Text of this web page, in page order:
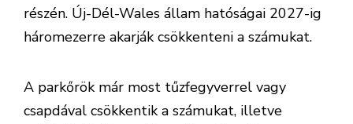
részén. Új-Dél-Wales állam hatóságai 2027-ig
háromezerre akarják csökkenteni a számukat.
A parkőrök már most tűzfegyverrel vagy
csapdával csökkentik a számukat, illetve